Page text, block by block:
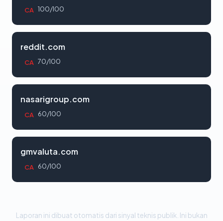
CA 100/100
reddit.com
CA 70/100
nasarigroup.com
CA 60/100
gmvaluta.com
CA 60/100
Laporan ini dibuat otomatis dari sinyal teknis publik. Ini bukan